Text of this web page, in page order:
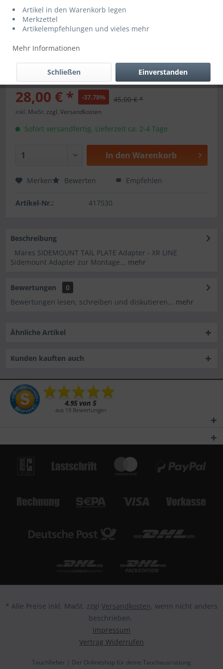
28,00 € * -37.78% 45,00 € *
inkl. MwSt. zzgl. Versandkosten
Sofort versandfertig, Lieferzeit ca. 2-4 Tage
In den Warenkorb
Merken Bewerten Empfehlen
Artikel-Nr.: 417530
Beschreibung
Mares SIDEMOUNT TAIL PLATE Adapter - XR LINE
Sidemount Adapter zur Montage... mehr
Bewertungen
0
Bewertungen lesen, schreiben und diskutieren... mehr
Ähnliche Artikel
Kunden kauften auch
* Alle Preise inkl. MwSt. zzgl Versandkosten, wenn nicht anders
beschrieben.
Impressum
Vertrag Widerrufen
Tauchfieber | Der Onlineshop für deine Tauchausrüstung
Artikel in den Warenkorb legen
Merkzettel
Artikelempfehlungen und vieles mehr
Mehr Informationen
Einverstanden
Schließen